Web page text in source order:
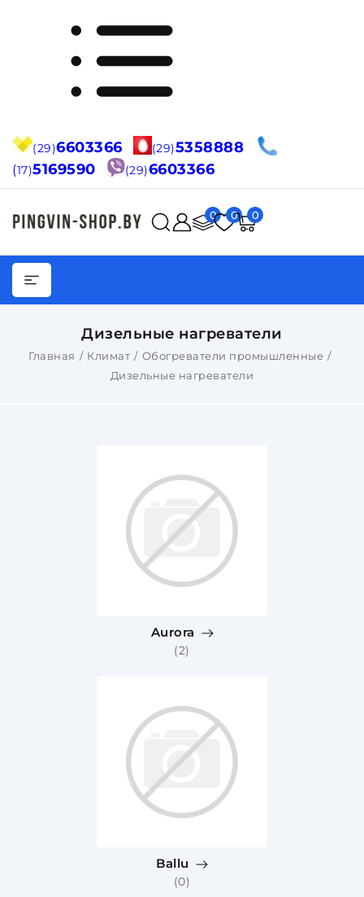
(29)6603366 (29)5358888
(17)5169590 (29)6603366
0 0 0
Дизельные нагреватели
Главная Климат
Обогреватели промышленные
Дизельные нагреватели
Aurora
(2)
Ballu
(0)